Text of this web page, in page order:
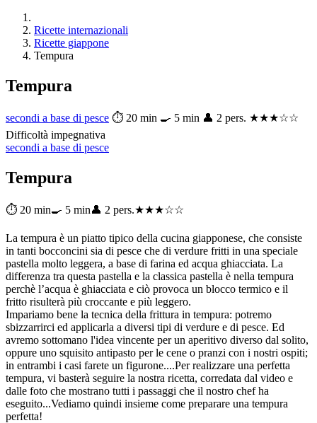
Ricette internazionali
Ricette giappone
Tempura
Tempura
secondi a base di pesce ⏱ 20 min 🍳 5 min 👤 2 pers. ★★★☆☆
Difficoltà impegnativa
secondi a base di pesce
Tempura
⏱ 20 min🍳 5 min👤 2 pers.★★★☆☆
La tempura è un piatto tipico della cucina giapponese, che consiste
in tanti bocconcini sia di pesce che di verdure fritti in una speciale
pastella molto leggera, a base di farina ed acqua ghiacciata. La
differenza tra questa pastella e la classica pastella è nella tempura
perchè l’acqua è ghiacciata e ciò provoca un blocco termico e il
fritto risulterà più croccante e più leggero.
Impariamo bene la tecnica della frittura in tempura: potremo
sbizzarrirci ed applicarla a diversi tipi di verdure e di pesce. Ed
avremo sottomano l'idea vincente per un aperitivo diverso dal solito,
oppure uno squisito antipasto per le cene o pranzi con i nostri ospiti;
in entrambi i casi farete un figurone....Per realizzare una perfetta
tempura, vi basterà seguire la nostra ricetta, corredata dal video e
dalle foto che mostrano tutti i passaggi che il nostro chef ha
eseguito...Vediamo quindi insieme come preparare una tempura
perfetta!